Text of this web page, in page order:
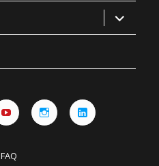
ouvrir
le
sous-
FAQ